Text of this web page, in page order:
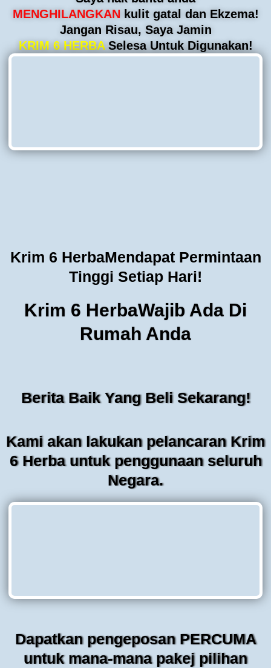
MENGHILANGKANkulit gatal dan Ekzema!
Jangan Risau, Saya Jamin
KRIM 6 HERBASelesa Untuk Digunakan!
Krim 6 HerbaMendapat Permintaan
Tinggi Setiap Hari!
Krim 6 HerbaWajib Ada Di
Rumah Anda
Berita Baik Yang Beli Sekarang!
Kami akan lakukan pelancaran Krim
6 Herba untuk penggunaan seluruh
Negara.
Dapatkan pengeposan PERCUMA
untuk mana-mana pakej pilihan